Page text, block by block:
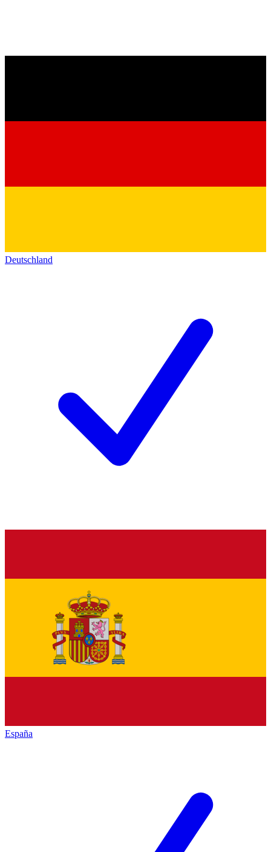
Deutschland
España